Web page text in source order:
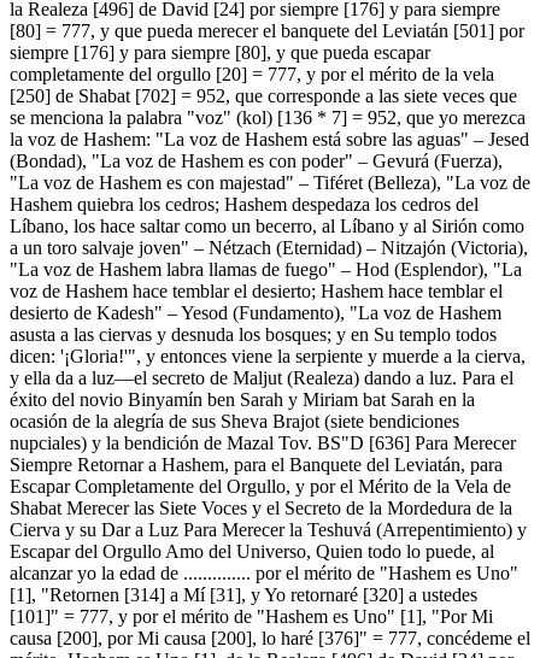
la Realeza [496] de David [24] por siempre [176] y para siempre
[80] = 777, y que pueda merecer el banquete del Leviatán [501] por
siempre [176] y para siempre [80], y que pueda escapar
completamente del orgullo [20] = 777, y por el mérito de la vela
[250] de Shabat [702] = 952, que corresponde a las siete veces que
se menciona la palabra "voz" (kol) [136 * 7] = 952, que yo merezca
la voz de Hashem: "La voz de Hashem está sobre las aguas" – Jesed
(Bondad), "La voz de Hashem es con poder" – Gevurá (Fuerza),
"La voz de Hashem es con majestad" – Tiféret (Belleza), "La voz de
Hashem quiebra los cedros; Hashem despedaza los cedros del
Líbano, los hace saltar como un becerro, al Líbano y al Sirión como
a un toro salvaje joven" – Nétzach (Eternidad) – Nitzajón (Victoria),
"La voz de Hashem labra llamas de fuego" – Hod (Esplendor), "La
voz de Hashem hace temblar el desierto; Hashem hace temblar el
desierto de Kadesh" – Yesod (Fundamento), "La voz de Hashem
asusta a las ciervas y desnuda los bosques; y en Su templo todos
dicen: '¡Gloria!'", y entonces viene la serpiente y muerde a la cierva,
y ella da a luz—el secreto de Maljut (Realeza) dando a luz. Para el
éxito del novio Binyamín ben Sarah y Miriam bat Sarah en la
ocasión de la alegría de sus Sheva Brajot (siete bendiciones
nupciales) y la bendición de Mazal Tov. BS"D [636] Para Merecer
Siempre Retornar a Hashem, para el Banquete del Leviatán, para
Escapar Completamente del Orgullo, y por el Mérito de la Vela de
Shabat Merecer las Siete Voces y el Secreto de la Mordedura de la
Cierva y su Dar a Luz Para Merecer la Teshuvá (Arrepentimiento) y
Escapar del Orgullo Amo del Universo, Quien todo lo puede, al
alcanzar yo la edad de .............. por el mérito de "Hashem es Uno"
[1], "Retornen [314] a Mí [31], y Yo retornaré [320] a ustedes
[101]" = 777, y por el mérito de "Hashem es Uno" [1], "Por Mi
causa [200], por Mi causa [200], lo haré [376]" = 777, concédeme el